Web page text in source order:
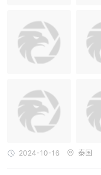
2024-10-16 泰国